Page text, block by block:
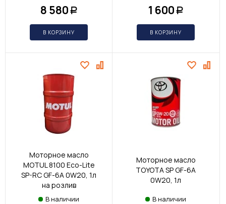
8 580 Р
В КОРЗИНУ
1 600 Р
В КОРЗИНУ
Моторное масло
MOTUL 8100 Eco-Lite
SP-RC GF-6A 0W20, 1л
на розлив
В наличии
Моторное масло
TOYOTA SP GF-6A
0W20, 1л
В наличии